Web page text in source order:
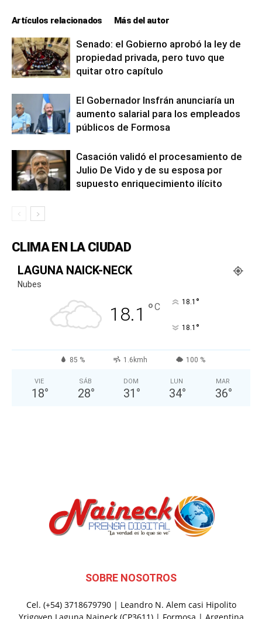
Artículos relacionados Más del autor
Senado: el Gobierno aprobó la ley de
propiedad privada, pero tuvo que
quitar otro capítulo
El Gobernador Insfrán anunciaría un
aumento salarial para los empleados
públicos de Formosa
Casación validó el procesamiento de
Julio De Vido y de su esposa por
supuesto enriquecimiento ilícito
CLIMA EN LA CIUDAD
LAGUNA NAICK-NECK
Nubes
18.1 °C 18.1 °
18.1 °
85 % 1.6kmh 100 %
VIE
18°
SÁB
28°
DOM
31 °
LUN
34°
MAR
36°
SOBRE NOSOTROS
Cel. (+54) 3718679790 | Leandro N. Alem casi Hipolito